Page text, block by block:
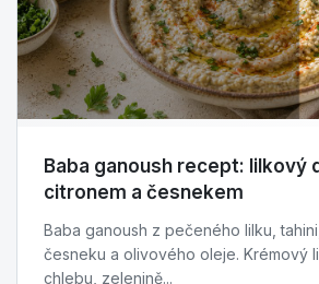
Baba ganoush recept: lilkový
citronem a česnekem
Baba ganoush z pečeného lilku,
česneku a olivového oleje. Krémový
chlebu, zelenině...